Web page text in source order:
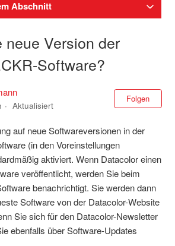
Abschnitt
neue Version der
Software?
Aktualisiert
Folgen
auf neue Softwareversionen in der
(in den Voreinstellungen
aktiviert. Wenn Datacolor einen
veröffentlicht, werden Sie beim
benachrichtigt. Sie werden dann
Software von der Datacolor-Website
Sie sich für den Datacolor-Newsletter
ebenfalls über Software-Updates